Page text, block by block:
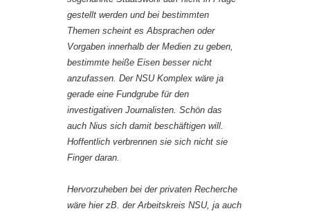
gestellt werden und bei bestimmten
Themen scheint es Absprachen oder
Vorgaben innerhalb der Medien zu geben,
bestimmte heiße Eisen besser nicht
anzufassen. Der NSU Komplex wäre ja
gerade eine Fundgrube für den
investigativen Journalisten. Schön das
auch Nius sich damit beschäftigen will.
Hoffentlich verbrennen sie sich nicht sie
Finger daran.
Hervorzuheben bei der privaten Recherche
wäre hier zB. der Arbeitskreis NSU, ja auch